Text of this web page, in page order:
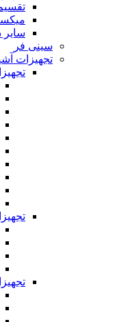
سایر
سینی فر
تجهیزات